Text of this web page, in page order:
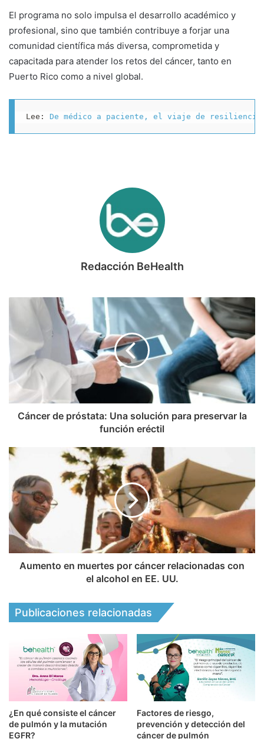
El programa no solo impulsa el desarrollo académico y
profesional, sino que también contribuye a forjar una
comunidad científica más diversa, comprometida y
capacitada para atender los retos del cáncer, tanto en
Puerto Rico como a nivel global.
Lee: De médico a paciente, el viaje de resiliencia
Redacción BeHealth
Cáncer de próstata: Una solución para preservar la
función eréctil
Aumento en muertes por cáncer relacionadas con
el alcohol en EE. UU.
Publicaciones relacionadas
¿En qué consiste el cáncer
de pulmón y la mutación
EGFR?
Factores de riesgo,
prevención y detección del
cáncer de pulmón